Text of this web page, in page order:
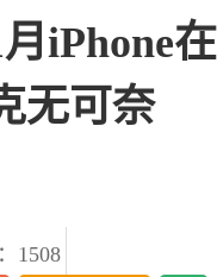
iPhone在
无可奈
1508